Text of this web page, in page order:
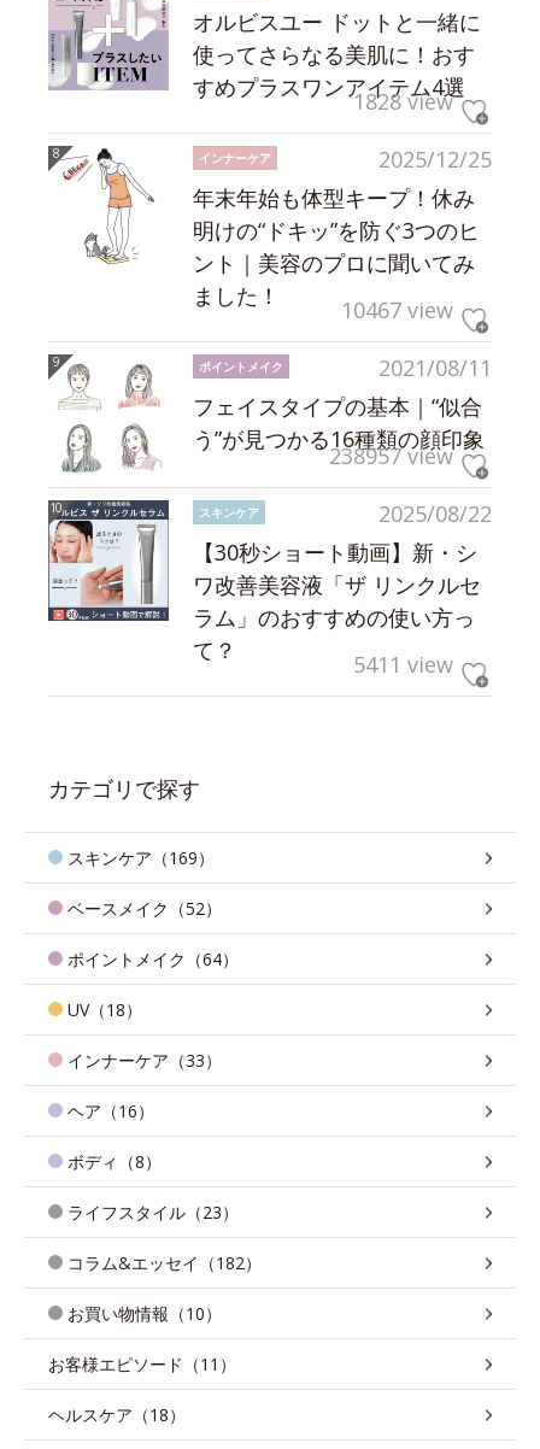
オルビスユー ドットと一緒に
使ってさらなる美肌に！おす
すめプラスワンアイテム4選
1828 view
2025/12/25
インナーケア
年末年始も体型キープ！休み
明けの“ドキッ”を防ぐ3つのヒ
ント｜美容のプロに聞いてみ
ました！
10467 view
2021/08/11
ポイントメイク
フェイスタイプの基本｜“似合
う”が見つかる16種類の顔印象
238957 view
2025/08/22
スキンケア
【30秒ショート動画】新・シ
ワ改善美容液「ザ リンクルセ
ラム」のおすすめの使い方っ
て？
5411 view
カテゴリで探す
スキンケア（169）
ベースメイク（52）
ポイントメイク（64）
UV（18）
インナーケア（33）
ヘア（16）
ボディ（8）
ライフスタイル（23）
コラム&エッセイ（182）
お買い物情報（10）
お客様エピソード（11）
ヘルスケア（18）